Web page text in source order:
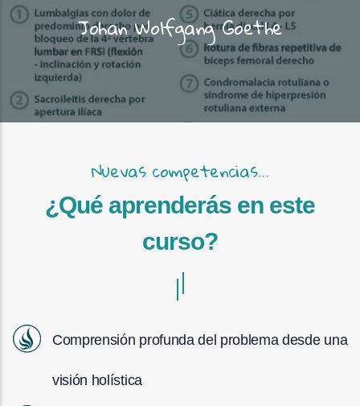
Johan Wolfgang Goethe
Nuevas competencias...
¿Qué aprenderás en este
curso?
Comprensión profunda del problema desde una
visión holística